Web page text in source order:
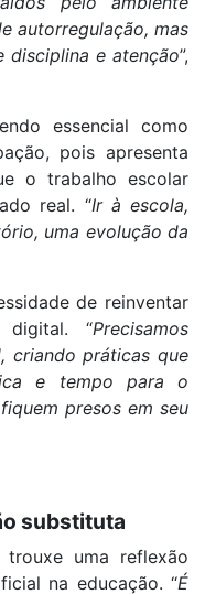
autorregulação, mas
disciplina e atenção”,
essencial como
pois apresenta
o trabalho escolar
real. “Ir à escola,
uma evolução da
de reinventar
digital. “Precisamos
criando práticas que
e tempo para o
presos em seu
substituta
uma reflexão
na educação. “É